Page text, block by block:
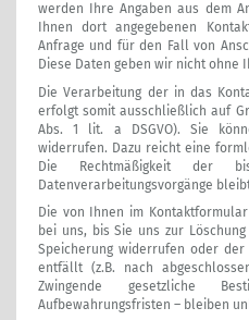
werden Ihre Angaben aus dem
Ihnen dort angegebenen
Anfrage und für den Fall von
Diese Daten geben wir nicht ohne
Die Verarbeitung der in das
erfolgt somit ausschließlich auf
Abs. 1 lit. a DSGVO). Sie
widerrufen. Dazu reicht eine
Die Rechtmäßigkeit der
Datenverarbeitungsvorgänge
Die von Ihnen im
bei uns, bis Sie uns zur
Speicherung widerrufen oder
entfällt (z.B. nach
Zwingende gesetzliche
Aufbewahrungsfristen – bleiben